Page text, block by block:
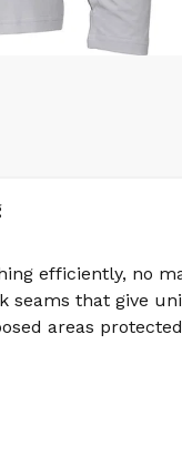
efficiently, no
that give
areas